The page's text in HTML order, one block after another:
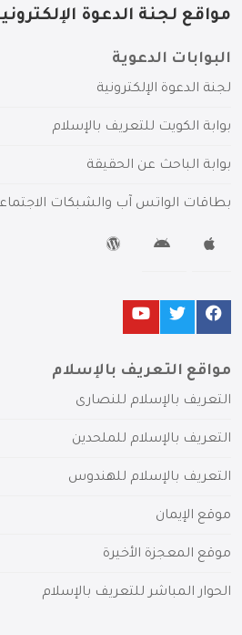
مواقع لجنة الدعوة
البوابات الدعوية
لجنة الدعوة الإلكترونية
بوابة الكويت للتعريف بالإسلام
بوابة الباحث عن الحقيقة
بطاقات الواتس آب والشبكات
مواقع التعريف بالإسلام
التعريف بالإسلام للنصارى
التعريف بالإسلام للملحدين
التعريف بالإسلام للهندوس
موقع الإيمان
موقع المعجزة الأخيرة
الحوار المباشر للتعريف بالإسلام